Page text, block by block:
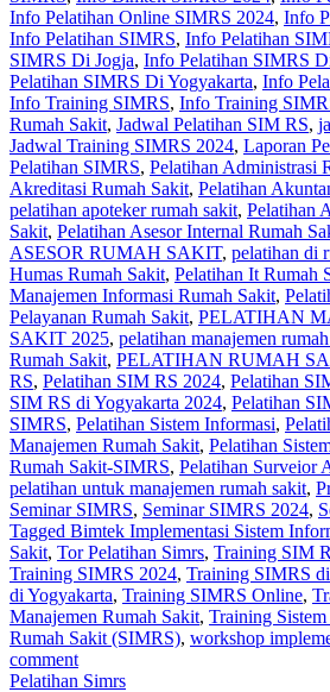
Info Pelatihan Online SIMRS 2024, Info
Info Pelatihan SIMRS, Info Pelatihan
SIMRS Di Jogja, Info Pelatihan SIMRS
Pelatihan SIMRS Di Yogyakarta, Info
Info Training SIMRS, Info Training
Rumah Sakit, Jadwal Pelatihan SIM RS,
Jadwal Training SIMRS 2024, Laporan
Pelatihan SIMRS, Pelatihan Administrasi
Akreditasi Rumah Sakit, Pelatihan
pelatihan apoteker rumah sakit, Pelatihan
Sakit, Pelatihan Asesor Internal Rumah
ASESOR RUMAH SAKIT, pelatihan di
Humas Rumah Sakit, Pelatihan It Rumah
Manajemen Informasi Rumah Sakit,
Pelayanan Rumah Sakit, PELATIHAN
SAKIT 2025, pelatihan manajemen
Rumah Sakit‎, PELATIHAN RUMAH
RS, Pelatihan SIM RS 2024, Pelatihan
SIM RS di Yogyakarta 2024, Pelatihan
SIMRS, Pelatihan Sistem Informasi,
Manajemen Rumah Sakit, Pelatihan
Rumah Sakit-SIMRS, Pelatihan Surveior
pelatihan untuk manajemen rumah sakit,
Seminar SIMRS, Seminar SIMRS 2024,
Tagged Bimtek Implementasi Sistem
Sakit, Tor Pelatihan Simrs, Training SIM
Training SIMRS 2024, Training SIMRS
di Yogyakarta, Training SIMRS Online,
Manajemen Rumah Sakit, Training
Rumah Sakit (SIMRS), workshop
comment
Pelatihan Simrs